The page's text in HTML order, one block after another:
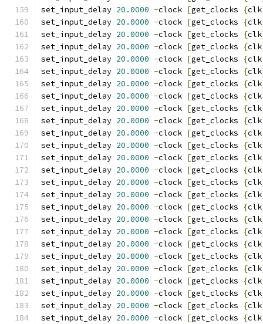
set_input_delay 20.0000 -clock [get_clocks {clk
set_input_delay 20.0000 -clock [get_clocks {clk
set_input_delay 20.0000 -clock [get_clocks {clk
set_input_delay 20.0000 -clock [get_clocks {clk
set_input_delay 20.0000 -clock [get_clocks {clk
set_input_delay 20.0000 -clock [get_clocks {clk
set_input_delay 20.0000 -clock [get_clocks {clk
set_input_delay 20.0000 -clock [get_clocks {clk
set_input_delay 20.0000 -clock [get_clocks {clk
set_input_delay 20.0000 -clock [get_clocks {clk
set_input_delay 20.0000 -clock [get_clocks {clk
set_input_delay 20.0000 -clock [get_clocks {clk
set_input_delay 20.0000 -clock [get_clocks {clk
set_input_delay 20.0000 -clock [get_clocks {clk
set_input_delay 20.0000 -clock [get_clocks {clk
set_input_delay 20.0000 -clock [get_clocks {clk
set_input_delay 20.0000 -clock [get_clocks {clk
set_input_delay 20.0000 -clock [get_clocks {clk
set_input_delay 20.0000 -clock [get_clocks {clk
set_input_delay 20.0000 -clock [get_clocks {clk
set_input_delay 20.0000 -clock [get_clocks {clk
set_input_delay 20.0000 -clock [get_clocks {clk
set_input_delay 20.0000 -clock [get_clocks {clk
set_input_delay 20.0000 -clock [get_clocks {clk
set_input_delay 20.0000 -clock [get_clocks {clk
set_input_delay 20.0000 -clock [get_clocks {clk